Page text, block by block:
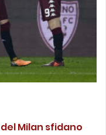
Milan sfidano